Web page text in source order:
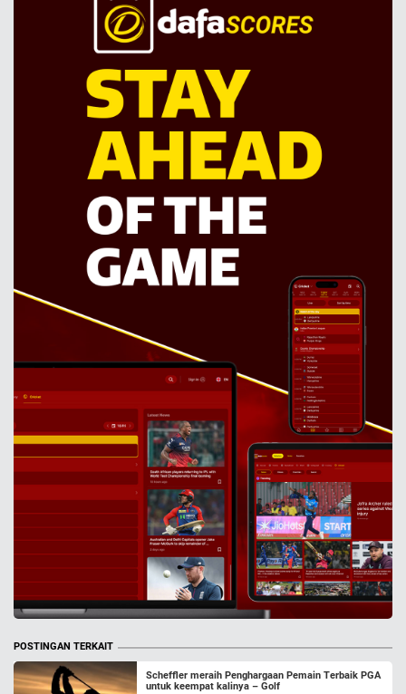
POSTINGAN TERKAIT
Scheffler meraih Penghargaan Pemain Terbaik PGA
untuk keempat kalinya – Golf